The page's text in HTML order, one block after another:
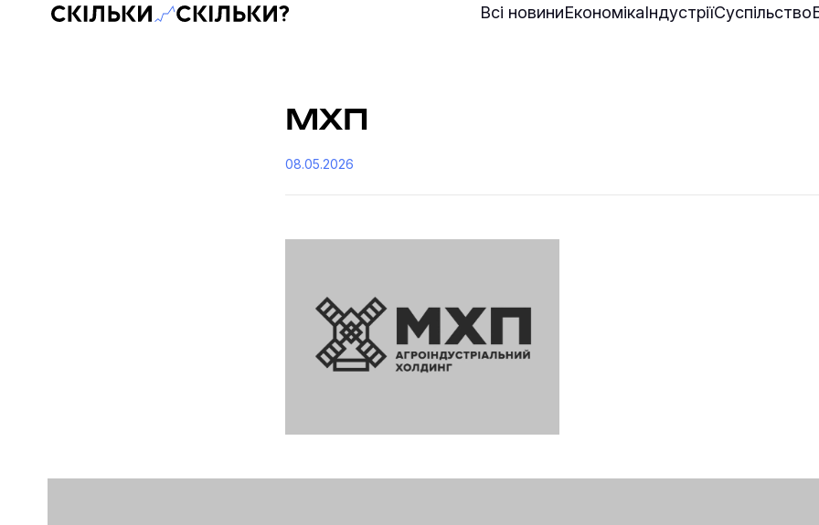
Скільки-скільки? — Медіа про суспільні дані Всі новиниЕкономікаІндустріїСуспільство
МХП
08.05.2026